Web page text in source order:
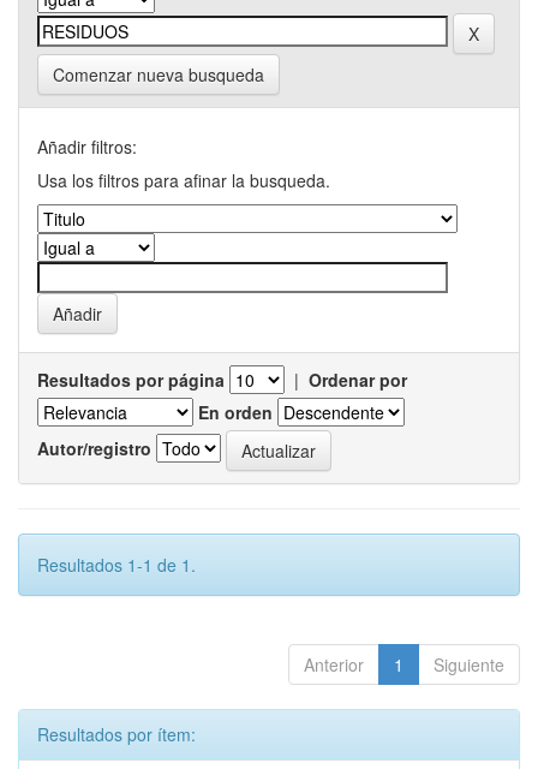
Comenzar nueva busqueda
Añadir filtros:
Usa los filtros para afinar la busqueda.
Resultados por página | Ordenar por
En orden
Autor/registro
Resultados 1-1 de 1.
Anterior 1 Siguiente
Resultados por ítem: